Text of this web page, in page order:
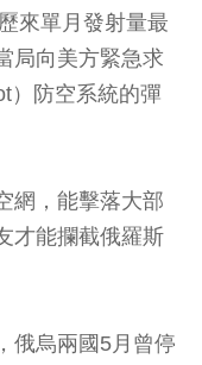
來單月發射量最
局向美方緊急求
）防空系統的彈
網，能擊落大部
才能攔截俄羅斯
俄烏兩國5月曾停